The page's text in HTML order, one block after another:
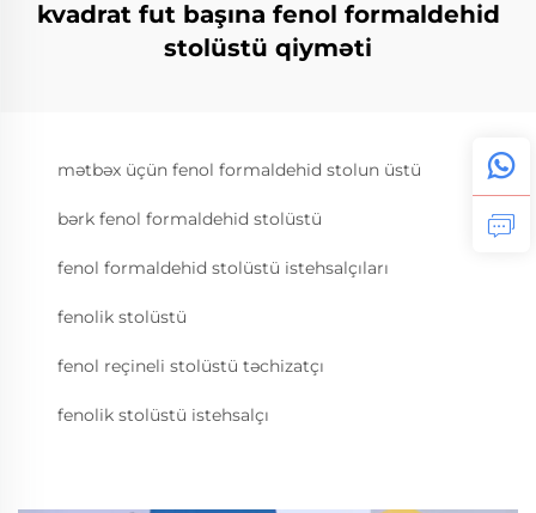
kvadrat fut başına fenol formaldehid
stolüstü qiyməti
mətbəx üçün fenol formaldehid stolun üstü
bərk fenol formaldehid stolüstü
fenol formaldehid stolüstü istehsalçıları
fenolik stolüstü
fenol reçineli stolüstü təchizatçı
fenolik stolüstü istehsalçı